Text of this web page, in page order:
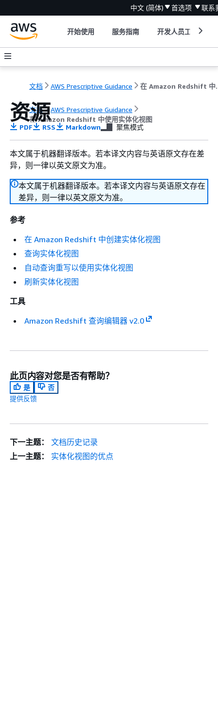
中文 (简体) 首选项 联系
开始使用 服务指南 开发人员工具
文档 AWS Prescriptive Guidance 在
文档
AWS Prescriptive Guidance
在 Amazon Redshift 中使用实体化视图
资源
PDF RSS Markdown 聚焦模式
本文属于机器翻译版本。若本译文内容与英语原文存在差
异，则一律以英文原文为准。
本文属于机器翻译版本。若本译文内容与英语原文存在
差异，则一律以英文原文为准。
参考
在 Amazon Redshift 中创建实体化视图
查询实体化视图
自动查询重写以使用实体化视图
刷新实体化视图
工具
Amazon Redshift 查询编辑器 v2.0
此页内容对您是否有帮助？
是
否
提供反馈
下一主题：
文档历史记录
上一主题：
实体化视图的优点